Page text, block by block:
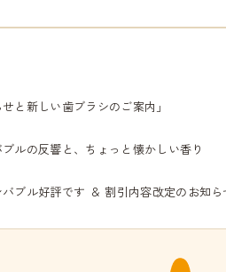
と新しい歯ブラシのご案内」
ルの反響と、ちょっと懐かしい香り
バブル好評です ＆ 割引内容改定のお知